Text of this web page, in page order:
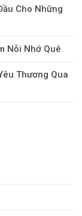
Cho Những
Nỗi Nhớ Quê
Thương Qua